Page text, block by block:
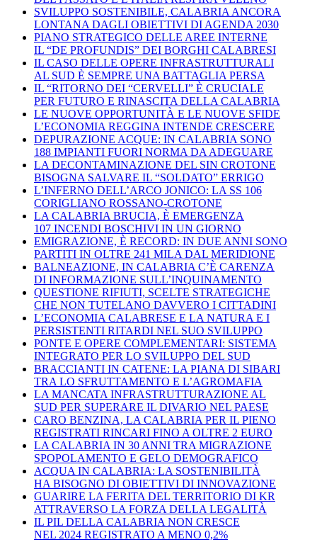
SVILUPPO SOSTENIBILE, CALABRIA ANCORA
LONTANA DAGLI OBIETTIVI DI AGENDA 2030
PIANO STRATEGICO DELLE AREE INTERNE
IL “DE PROFUNDIS” DEI BORGHI CALABRESI
IL CASO DELLE OPERE INFRASTRUTTURALI
AL SUD È SEMPRE UNA BATTAGLIA PERSA
IL “RITORNO DEI “CERVELLI” È CRUCIALE
PER FUTURO E RINASCITA DELLA CALABRIA
LE NUOVE OPPORTUNITÀ E LE NUOVE SFIDE
L’ECONOMIA REGGINA INTENDE CRESCERE
DEPURAZIONE ACQUE: IN CALABRIA SONO
188 IMPIANTI FUORI NORMA DA ADEGUARE
LA DECONTAMINAZIONE DEL SIN CROTONE
BISOGNA SALVARE IL “SOLDATO” ERRIGO
L’INFERNO DELL’ARCO JONICO: LA SS 106
CORIGLIANO ROSSANO-CROTONE
LA CALABRIA BRUCIA, È EMERGENZA
107 INCENDI BOSCHIVI IN UN GIORNO
EMIGRAZIONE, È RECORD: IN DUE ANNI SONO
PARTITI IN OLTRE 241 MILA DAL MERIDIONE
BALNEAZIONE, IN CALABRIA C’È CARENZA
DI INFORMAZIONE SULL’INQUINAMENTO
QUESTIONE RIFIUTI, SCELTE STRATEGICHE
CHE NON TUTELANO DAVVERO I CITTADINI
L’ECONOMIA CALABRESE E LA NATURA E I
PERSISTENTI RITARDI NEL SUO SVILUPPO
PONTE E OPERE COMPLEMENTARI: SISTEMA
INTEGRATO PER LO SVILUPPO DEL SUD
BRACCIANTI IN CATENE: LA PIANA DI SIBARI
TRA LO SFRUTTAMENTO E L’AGROMAFIA
LA MANCATA INFRASTRUTTURAZIONE AL
SUD PER SUPERARE IL DIVARIO NEL PAESE
CARO BENZINA, LA CALABRIA PER IL PIENO
REGISTRATI RINCARI FINO A OLTRE 2 EURO
LA CALABRIA IN 30 ANNI TRA MIGRAZIONE
SPOPOLAMENTO E GELO DEMOGRAFICO
ACQUA IN CALABRIA: LA SOSTENIBILITÀ
HA BISOGNO DI OBIETTIVI DI INNOVAZIONE
GUARIRE LA FERITA DEL TERRITORIO DI KR
ATTRAVERSO LA FORZA DELLA LEGALITÀ
IL PIL DELLA CALABRIA NON CRESCE
NEL 2024 REGISTRATO A MENO 0,2%